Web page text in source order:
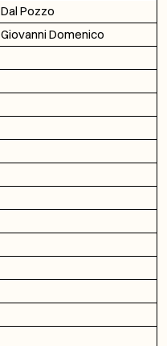
Dal Pozzo
Giovanni Domenico